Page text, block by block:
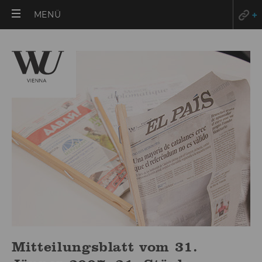
MENÜ
Mitteilungsblatt vom 31.